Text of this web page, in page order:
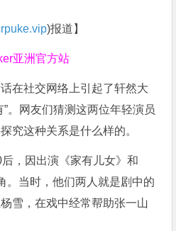
)报道】
亚洲官方站
在社交网络上引起了轩然大
。网友们猜测这两位年轻演员
究这种关系是什么样的。
，因出演《家有儿女》和
。当时，他们两人就是剧中的
雪，在戏中经常帮助张一山